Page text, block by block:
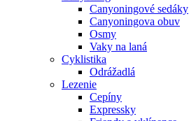
Canyoningové sedáky
Canyoningova obuv
Osmy
Vaky na laná
Cyklistika
Odrážadlá
Lezenie
Cepíny
Expressky